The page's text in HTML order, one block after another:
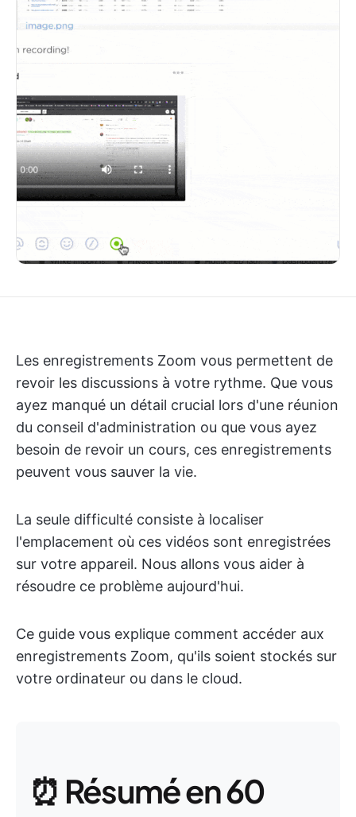
Les enregistrements Zoom vous permettent de
revoir les discussions à votre rythme. Que vous
ayez manqué un détail crucial lors d'une réunion
du conseil d'administration ou que vous ayez
besoin de revoir un cours, ces enregistrements
peuvent vous sauver la vie.
La seule difficulté consiste à localiser
l'emplacement où ces vidéos sont enregistrées
sur votre appareil. Nous allons vous aider à
résoudre ce problème aujourd'hui.
Ce guide vous explique comment accéder aux
enregistrements Zoom, qu'ils soient stockés sur
votre ordinateur ou dans le cloud.
⏰ Résumé en 60